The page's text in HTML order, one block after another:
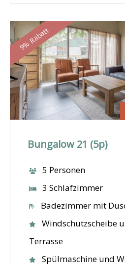
9% Rabatt
Bungalow 21 (5p)
5 Personen
3 Schlafzimmer
Badezimmer mit
Windschutzscheibe
Terrasse
Spülmaschine und